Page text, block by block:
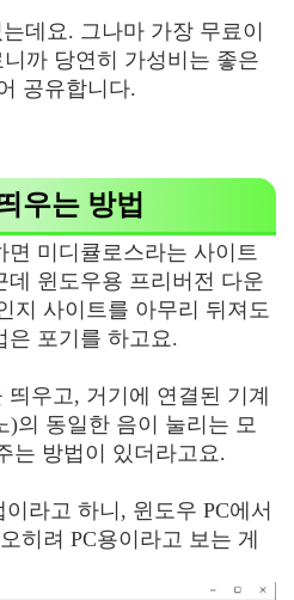
데요. 그나마 가장 무료이
까 당연히 가성비는 좋은
공유합니다.
우는 방법
면 미디큘로스라는 사이트
데 윈도우용 프리버전 다운
지 사이트를 아무리 뒤져도
은 포기를 하고요.
우고, 거기에 연결된 기계
)의 동일한 음이 눌리는 모
는 방법이 있더라고요.
라고 하니, 윈도우 PC에서
히려 PC용이라고 보는 게